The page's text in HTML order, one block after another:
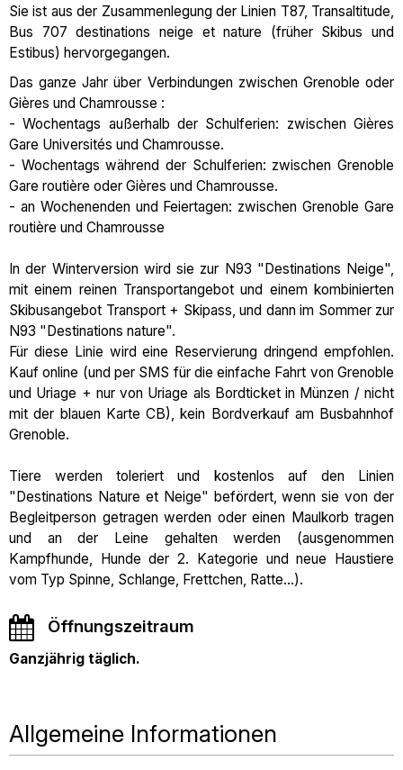
Sie ist aus der Zusammenlegung der Linien T87, Transaltitude,
Bus 707 destinations neige et nature (früher Skibus und
Estibus) hervorgegangen.
Das ganze Jahr über Verbindungen zwischen Grenoble oder
Gières und Chamrousse :
- Wochentags außerhalb der Schulferien: zwischen Gières
Gare Universités und Chamrousse.
- Wochentags während der Schulferien: zwischen Grenoble
Gare routière oder Gières und Chamrousse.
- an Wochenenden und Feiertagen: zwischen Grenoble Gare
routière und Chamrousse
In der Winterversion wird sie zur N93 "Destinations Neige",
mit einem reinen Transportangebot und einem kombinierten
Skibusangebot Transport + Skipass, und dann im Sommer zur
N93 "Destinations nature".
Für diese Linie wird eine Reservierung dringend empfohlen.
Kauf online (und per SMS für die einfache Fahrt von Grenoble
und Uriage + nur von Uriage als Bordticket in Münzen / nicht
mit der blauen Karte CB), kein Bordverkauf am Busbahnhof
Grenoble.
Tiere werden toleriert und kostenlos auf den Linien
"Destinations Nature et Neige" befördert, wenn sie von der
Begleitperson getragen werden oder einen Maulkorb tragen
und an der Leine gehalten werden (ausgenommen
Kampfhunde, Hunde der 2. Kategorie und neue Haustiere
vom Typ Spinne, Schlange, Frettchen, Ratte...).
Öffnungszeitraum
Ganzjährig täglich.
Allgemeine Informationen